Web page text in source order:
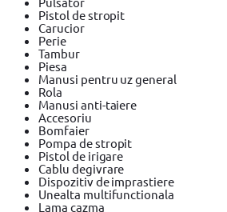
Pistol de stropit
Carucior
Perie
Tambur
Piesa
Manusi pentru uz general
Rola
Manusi anti-taiere
Accesoriu
Bomfaier
Pompa de stropit
Pistol de irigare
Cablu degivrare
Dispozitiv de imprastiere
Unealta multifunctionala
Lama cazma